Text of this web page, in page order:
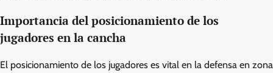
Importancia del posicionamiento de los
jugadores en la cancha
El posicionamiento de los jugadores es vital en la defensa en zona